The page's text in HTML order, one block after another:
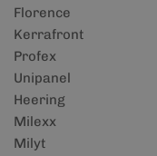
Florence
Kerrafront
Profex
Unipanel
Heering
Milexx
Milyt